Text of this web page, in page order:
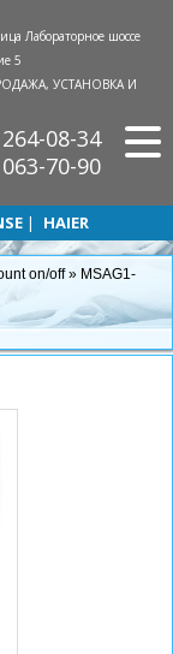
Лабораторное шоссе
5
УСТАНОВКА И
08-34
70-90
HAIER
on/off» MSAG1-